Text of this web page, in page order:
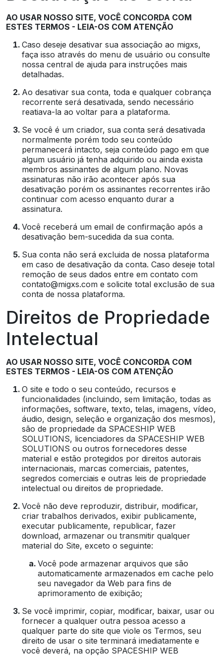
AO USAR NOSSO SITE, VOCÊ CONCORDA COM
ESTES TERMOS - LEIA-OS COM ATENÇÃO
Caso deseje desativar sua associação ao migxs,
faça isso através do menu de usuário ou consulte
nossa central de ajuda para instruções mais
detalhadas.
Ao desativar sua conta, toda e qualquer cobrança
recorrente será desativada, sendo necessário
reatiava-la ao voltar para a plataforma.
Se você é um criador, sua conta será desativada
normalmente porém todo seu conteúdo
permanecerá intacto, seja conteúdo pago em que
algum usuário já tenha adquirido ou ainda exista
membros assinantes de algum plano. Novas
assinaturas não irão acontecer após sua
desativação porém os assinantes recorrentes irão
continuar com acesso enquanto durar a
assinatura.
Você receberá um email de confirmação após a
desativação bem-sucedida da sua conta.
Sua conta não será excluida de nossa plataforma
em caso de desativação da conta. Caso deseje total
remoção de seus dados entre em contato com
contato@migxs.com e solicite total exclusão de sua
conta de nossa plataforma.
Direitos de Propriedade
Intelectual
AO USAR NOSSO SITE, VOCÊ CONCORDA COM
ESTES TERMOS - LEIA-OS COM ATENÇÃO
O site e todo o seu conteúdo, recursos e
funcionalidades (incluindo, sem limitação, todas as
informações, software, texto, telas, imagens, vídeo,
áudio, design, seleção e organização dos mesmos),
são de propriedade da SPACESHIP WEB
SOLUTIONS, licenciadores da SPACESHIP WEB
SOLUTIONS ou outros fornecedores desse
material e estão protegidos por direitos autorais
internacionais, marcas comerciais, patentes,
segredos comerciais e outras leis de propriedade
intelectual ou direitos de propriedade.
Você não deve reproduzir, distribuir, modificar,
criar trabalhos derivados, exibir publicamente,
executar publicamente, republicar, fazer
download, armazenar ou transmitir qualquer
material do Site, exceto o seguinte:
Você pode armazenar arquivos que são
automaticamente armazenados em cache pelo
seu navegador da Web para fins de
aprimoramento de exibição;
Se você imprimir, copiar, modificar, baixar, usar ou
fornecer a qualquer outra pessoa acesso a
qualquer parte do site que viole os Termos, seu
direito de usar o site terminará imediatamente e
você deverá, na opção SPACESHIP WEB